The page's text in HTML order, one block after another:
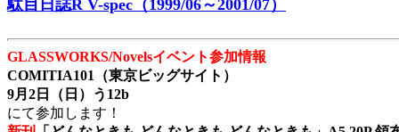
駄目日誌R V-spec（1999/06～2001/07）
GLASSWORKS/Novelsイベント参加情報
COMITIA101（東京ビッグサイト）
9月2日（日）う12b
にて参加します！